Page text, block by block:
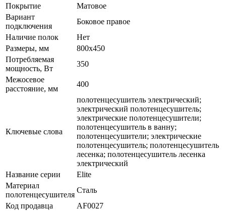
Покрытие
Матовое
Вариант
подключения
Боковое правое
Наличие полок
Нет
Размеры, мм
800x450
Потребляемая
мощность, Вт
350
Межосевое
расстояние, мм
400
Ключевые слова
полотенцесушитель электрический;
электрический полотенцесушитель;
электрические полотенцесушители;
полотенцесушитель в ванну;
полотенцесушители; электрические
полотенцесушитель; полотенцесушитель
лесенка; полотенцесушитель лесенка
электрический
Название серии
Elite
Материал
полотенцесушителя
Сталь
Код продавца
AF0027